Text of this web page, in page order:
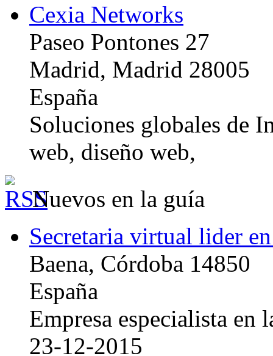
Cexia Networks
Paseo Pontones 27
Madrid, Madrid 28005
España
Soluciones globales de
web, diseño web,
Nuevos en la guía
Secretaria virtual lider
Baena, Córdoba 14850
España
Empresa especialista en
23-12-2015